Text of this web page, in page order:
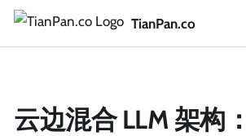
TianPan.co
云边混合 LLM 架构